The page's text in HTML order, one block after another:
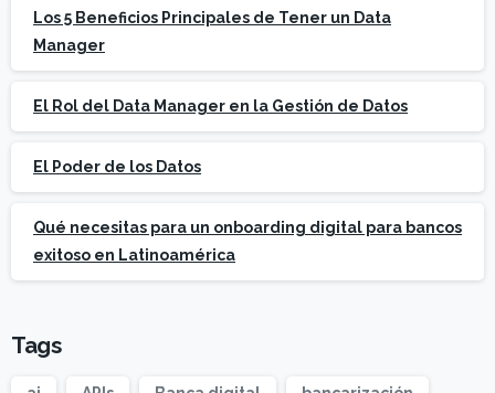
Los 5 Beneficios Principales de Tener un Data
Manager
El Rol del Data Manager en la Gestión de Datos
El Poder de los Datos
Qué necesitas para un onboarding digital para bancos
exitoso en Latinoamérica
Tags